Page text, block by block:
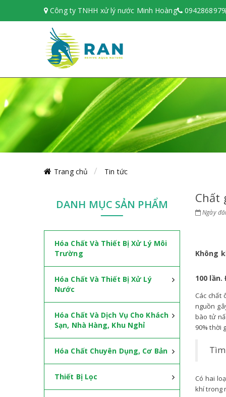
Công ty TNHH xử lý nước Minh Hoàng 0942868979
Trang chủ Tin tức
Chất
Ngày
Không
100
Các chất
nguồn
bào tử
90% thời
Có hai
khí trong
DANH MỤC SẢN PHẨM
Hóa Chất Và Thiết Bị Xử Lý Môi
Trường
Hóa Chất Và Thiết Bị Xử Lý
Nước
Hóa Chất Và Dịch Vụ Cho Khách
Sạn, Nhà Hàng, Khu Nghỉ
Hóa Chất Chuyên Dụng, Cơ Bản
Thiết Bị Lọc